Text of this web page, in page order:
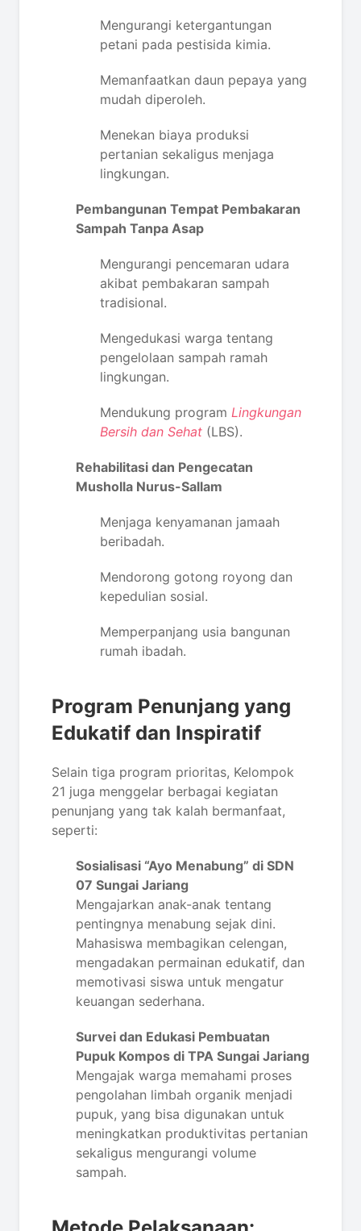
Mengurangi ketergantungan
petani pada pestisida kimia.
Memanfaatkan daun pepaya yang
mudah diperoleh.
Menekan biaya produksi
pertanian sekaligus menjaga
lingkungan.
Pembangunan Tempat Pembakaran
Sampah Tanpa Asap
Mengurangi pencemaran udara
akibat pembakaran sampah
tradisional.
Mengedukasi warga tentang
pengelolaan sampah ramah
lingkungan.
Mendukung program Lingkungan
Bersih dan Sehat (LBS).
Rehabilitasi dan Pengecatan
Musholla Nurus-Sallam
Menjaga kenyamanan jamaah
beribadah.
Mendorong gotong royong dan
kepedulian sosial.
Memperpanjang usia bangunan
rumah ibadah.
Program Penunjang yang
Edukatif dan Inspiratif
Selain tiga program prioritas, Kelompok
21 juga menggelar berbagai kegiatan
penunjang yang tak kalah bermanfaat,
seperti:
Sosialisasi “Ayo Menabung” di SDN
07 Sungai Jariang
Mengajarkan anak-anak tentang
pentingnya menabung sejak dini.
Mahasiswa membagikan celengan,
mengadakan permainan edukatif, dan
memotivasi siswa untuk mengatur
keuangan sederhana.
Survei dan Edukasi Pembuatan
Pupuk Kompos di TPA Sungai Jariang
Mengajak warga memahami proses
pengolahan limbah organik menjadi
pupuk, yang bisa digunakan untuk
meningkatkan produktivitas pertanian
sekaligus mengurangi volume
sampah.